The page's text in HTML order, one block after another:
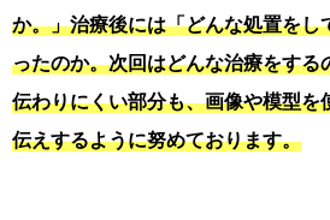
か。」治療後には「どんな処置をし
ったのか。次回はどんな治療をする
伝わりにくい部分も、画像や模型を
伝えするように努めております。